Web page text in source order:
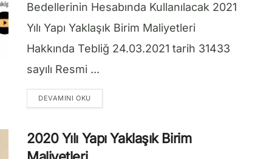
Bedellerinin Hesabında Kullanılacak 2021
Yılı Yapı Yaklaşık Birim Maliyetleri
Hakkında Tebliğ 24.03.2021 tarih 31433
sayılı Resmi ...
DEVAMINI OKUDETAILS
2020 Yılı Yapı Yaklaşık Birim